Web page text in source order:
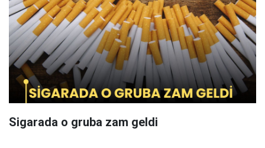
Sigarada o gruba zam geldi